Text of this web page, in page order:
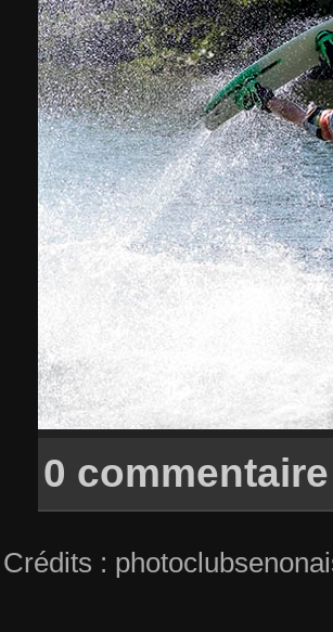
0 commentaire
Crédits :